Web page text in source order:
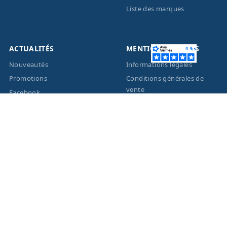
Liste des marques
ACTUALITÉS
Nouveautés
Promotions
Facebook
MENTIONS LÉGALES
Informations légales
Conditions générales de
vente